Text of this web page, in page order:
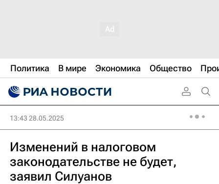
Политика В мире Экономика Общество
13:43 28.05.2025
Изменений в налоговом
законодательстве не будет,
заявил Силуанов